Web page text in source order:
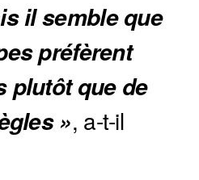
il semble que
préfèrent
plutôt que de
», a-t-il